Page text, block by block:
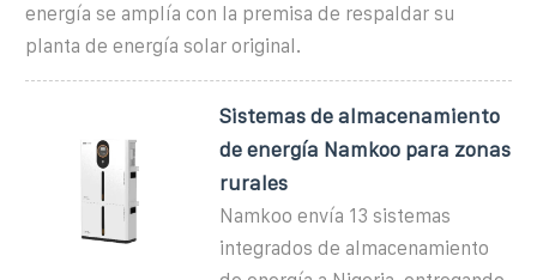
energía se amplía con la premisa de respaldar su
planta de energía solar original.
Sistemas de almacenamiento
de energía Namkoo para zonas
rurales
Namkoo envía 13 sistemas
integrados de almacenamiento